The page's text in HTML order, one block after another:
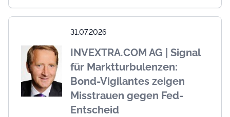
31.07.2026
INVEXTRA.COM AG | Signal
für Marktturbulenzen:
Bond-Vigilantes zeigen
Misstrauen gegen Fed-
Entscheid